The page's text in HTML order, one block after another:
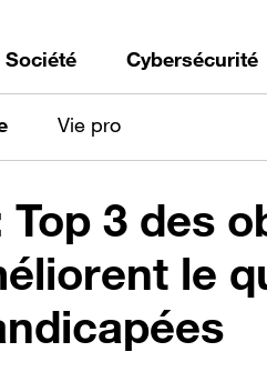
Société Cybersécurité
Vie pro
3 des
le